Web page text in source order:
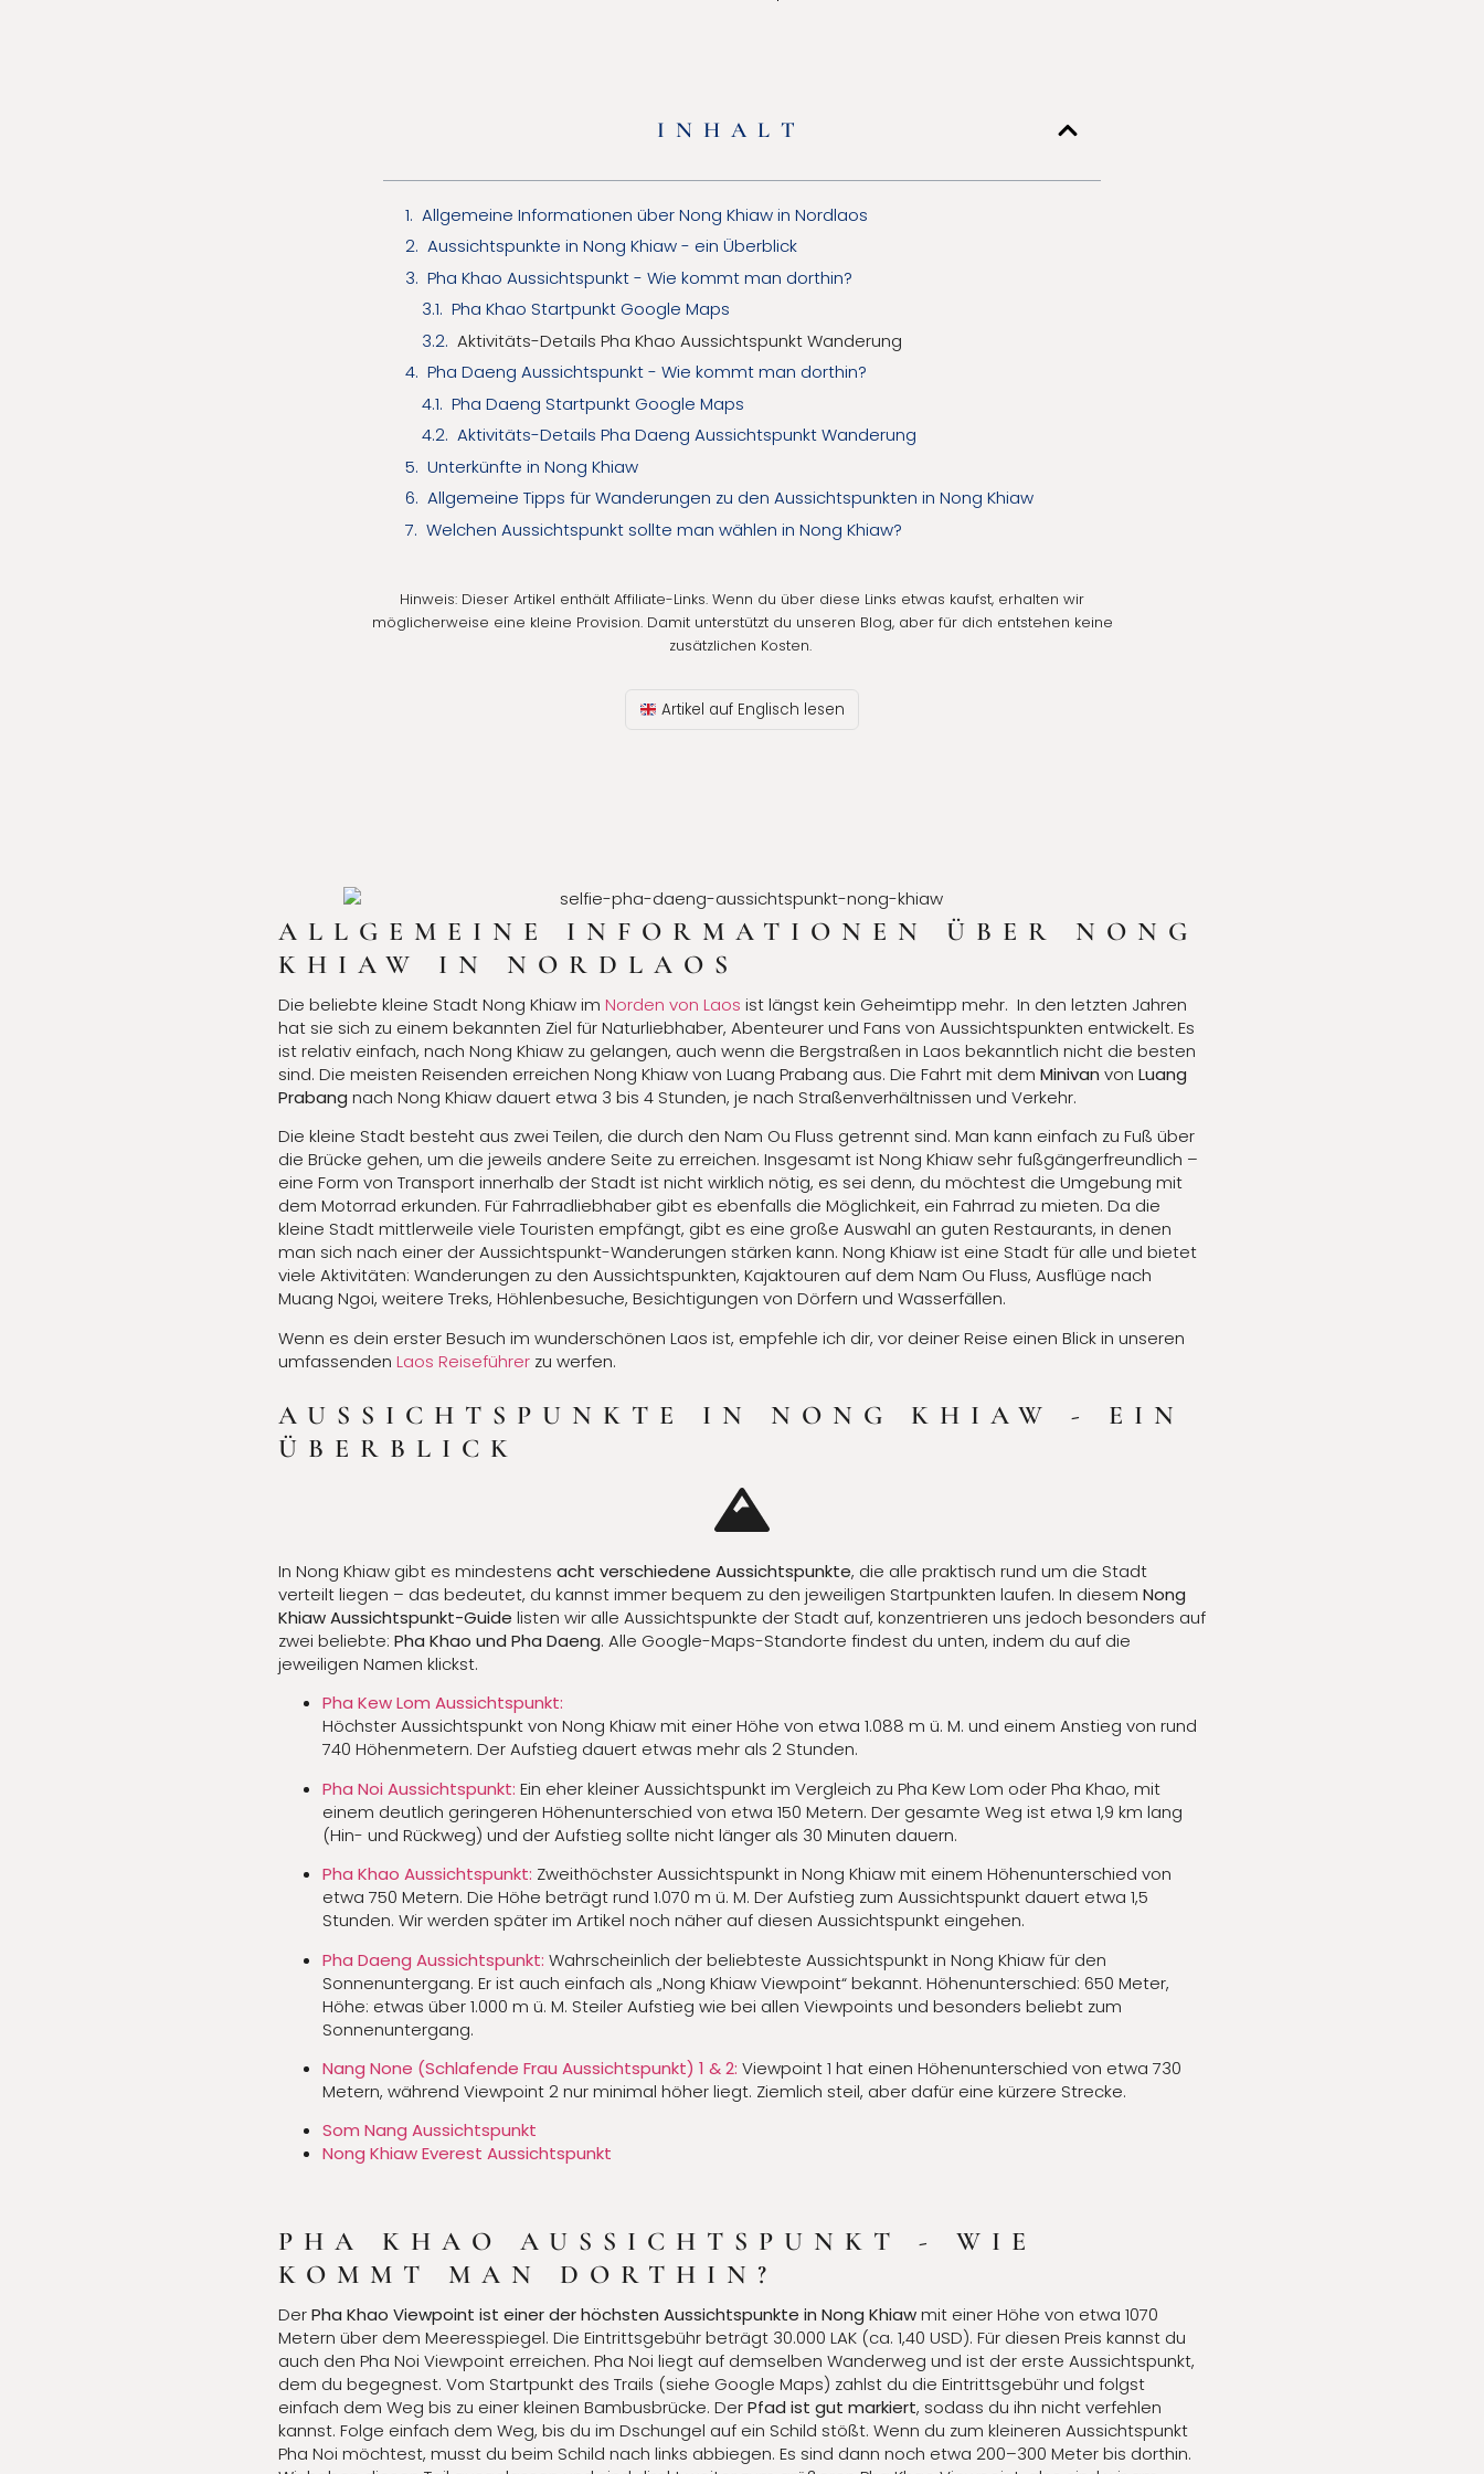
INHALT
Allgemeine Informationen über Nong Khiaw in Nordlaos
Aussichtspunkte in Nong Khiaw - ein Überblick
Pha Khao Aussichtspunkt - Wie kommt man dorthin?
Pha Khao Startpunkt Google Maps
Aktivitäts-Details Pha Khao Aussichtspunkt Wanderung
Pha Daeng Aussichtspunkt - Wie kommt man dorthin?
Pha Daeng Startpunkt Google Maps
Aktivitäts-Details Pha Daeng Aussichtspunkt Wanderung
Unterkünfte in Nong Khiaw
Allgemeine Tipps für Wanderungen zu den Aussichtspunkten in Nong Khiaw
Welchen Aussichtspunkt sollte man wählen in Nong Khiaw?
Hinweis: Dieser Artikel enthält Affiliate-Links. Wenn du über diese Links etwas kaufst, erhalten wir
möglicherweise eine kleine Provision. Damit unterstützt du unseren Blog, aber für dich entstehen keine
zusätzlichen Kosten.
Artikel auf Englisch lesen
ALLGEMEINE INFORMATIONEN ÜBER NONG
KHIAW IN NORDLAOS
Die beliebte kleine Stadt Nong Khiaw im Norden von Laos ist längst kein Geheimtipp mehr. In den letzten Jahren
hat sie sich zu einem bekannten Ziel für Naturliebhaber, Abenteurer und Fans von Aussichtspunkten entwickelt. Es
ist relativ einfach, nach Nong Khiaw zu gelangen, auch wenn die Bergstraßen in Laos bekanntlich nicht die besten
sind. Die meisten Reisenden erreichen Nong Khiaw von Luang Prabang aus. Die Fahrt mit dem Minivan von Luang
Prabang nach Nong Khiaw dauert etwa 3 bis 4 Stunden, je nach Straßenverhältnissen und Verkehr.
Die kleine Stadt besteht aus zwei Teilen, die durch den Nam Ou Fluss getrennt sind. Man kann einfach zu Fuß über
die Brücke gehen, um die jeweils andere Seite zu erreichen. Insgesamt ist Nong Khiaw sehr fußgängerfreundlich –
eine Form von Transport innerhalb der Stadt ist nicht wirklich nötig, es sei denn, du möchtest die Umgebung mit
dem Motorrad erkunden. Für Fahrradliebhaber gibt es ebenfalls die Möglichkeit, ein Fahrrad zu mieten. Da die
kleine Stadt mittlerweile viele Touristen empfängt, gibt es eine große Auswahl an guten Restaurants, in denen
man sich nach einer der Aussichtspunkt-Wanderungen stärken kann. Nong Khiaw ist eine Stadt für alle und bietet
viele Aktivitäten: Wanderungen zu den Aussichtspunkten, Kajaktouren auf dem Nam Ou Fluss, Ausflüge nach
Muang Ngoi, weitere Treks, Höhlenbesuche, Besichtigungen von Dörfern und Wasserfällen.
Wenn es dein erster Besuch im wunderschönen Laos ist, empfehle ich dir, vor deiner Reise einen Blick in unseren
umfassenden Laos Reiseführer zu werfen.
AUSSICHTSPUNKTE IN NONG KHIAW - EIN
ÜBERBLICK
In Nong Khiaw gibt es mindestens acht verschiedene Aussichtspunkte, die alle praktisch rund um die Stadt
verteilt liegen – das bedeutet, du kannst immer bequem zu den jeweiligen Startpunkten laufen. In diesem Nong
Khiaw Aussichtspunkt-Guide listen wir alle Aussichtspunkte der Stadt auf, konzentrieren uns jedoch besonders auf
zwei beliebte: Pha Khao und Pha Daeng. Alle Google-Maps-Standorte findest du unten, indem du auf die
jeweiligen Namen klickst.
Pha Kew Lom Aussichtspunkt:
Höchster Aussichtspunkt von Nong Khiaw mit einer Höhe von etwa 1.088 m ü. M. und einem Anstieg von rund
740 Höhenmetern. Der Aufstieg dauert etwas mehr als 2 Stunden.
Pha Noi Aussichtspunkt: Ein eher kleiner Aussichtspunkt im Vergleich zu Pha Kew Lom oder Pha Khao, mit
einem deutlich geringeren Höhenunterschied von etwa 150 Metern. Der gesamte Weg ist etwa 1,9 km lang
(Hin- und Rückweg) und der Aufstieg sollte nicht länger als 30 Minuten dauern.
Pha Khao Aussichtspunkt: Zweithöchster Aussichtspunkt in Nong Khiaw mit einem Höhenunterschied von
etwa 750 Metern. Die Höhe beträgt rund 1.070 m ü. M. Der Aufstieg zum Aussichtspunkt dauert etwa 1,5
Stunden. Wir werden später im Artikel noch näher auf diesen Aussichtspunkt eingehen.
Pha Daeng Aussichtspunkt: Wahrscheinlich der beliebteste Aussichtspunkt in Nong Khiaw für den
Sonnenuntergang. Er ist auch einfach als „Nong Khiaw Viewpoint“ bekannt. Höhenunterschied: 650 Meter,
Höhe: etwas über 1.000 m ü. M. Steiler Aufstieg wie bei allen Viewpoints und besonders beliebt zum
Sonnenuntergang.
Nang None (Schlafende Frau Aussichtspunkt) 1 & 2: Viewpoint 1 hat einen Höhenunterschied von etwa 730
Metern, während Viewpoint 2 nur minimal höher liegt. Ziemlich steil, aber dafür eine kürzere Strecke.
Som Nang Aussichtspunkt
Nong Khiaw Everest Aussichtspunkt
PHA KHAO AUSSICHTSPUNKT - WIE
KOMMT MAN DORTHIN?
DerPha Khao Viewpoint ist einer der höchsten Aussichtspunkte in Nong Khiawmit einer Höhe von etwa 1070
Metern über dem Meeresspiegel. Die Eintrittsgebühr beträgt 30.000 LAK (ca. 1,40 USD). Für diesen Preis kannst du
auch den Pha Noi Viewpoint erreichen. Pha Noi liegt auf demselben Wanderweg und ist der erste Aussichtspunkt,
dem du begegnest. Vom Startpunkt des Trails (siehe Google Maps) zahlst du die Eintrittsgebühr und folgst
einfach dem Weg bis zu einer kleinen Bambusbrücke. DerPfad ist gut markiert, sodass du ihn nicht verfehlen
kannst. Folge einfach dem Weg, bis du im Dschungel auf ein Schild stößt. Wenn du zum kleineren Aussichtspunkt
Pha Noi möchtest, musst du beim Schild nach links abbiegen. Es sind dann noch etwa 200–300 Meter bis dorthin.